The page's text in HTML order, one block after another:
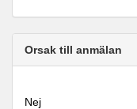
Orsak till anmälan
Nej